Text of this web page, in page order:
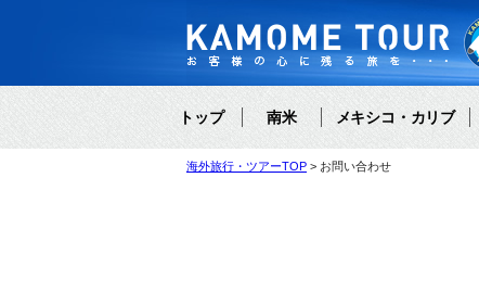
トップ 南米 メキシコ・カリブ
海外旅行・ツアーTOP お問い合わせ